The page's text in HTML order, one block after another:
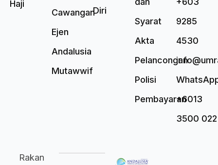
Haji
Cawangan
Ejen
Andalusia
Mutawwif
Diri
Syarat
Akta
Pelancongan
Polisi
Pembayaran
9285
4530
+6013
3500 022
Rakan